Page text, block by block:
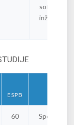
softverski
inženjer
ESPB
60
Specijalista